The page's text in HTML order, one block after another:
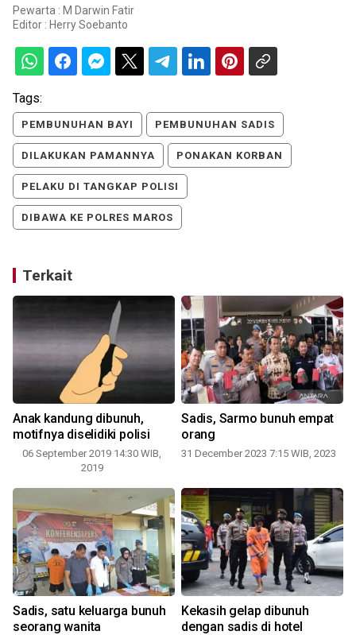
Pewarta : M Darwin Fatir
Editor : Herry Soebanto
Tags:
PEMBUNUHAN BAYI PEMBUNUHAN SADIS
DILAKUKAN PAMANNYA PONAKAN KORBAN
PELAKU DI TANGKAP POLISI
DIBAWA KE POLRES MAROS
Terkait
Anak kandung dibunuh,
motifnya diselidiki polisi
06 September 2019 14:30 WIB,
2019
Sadis, Sarmo bunuh empat
orang
31 December 2023 7:15 WIB, 2023
Sadis, satu keluarga bunuh
seorang wanita
Kekasih gelap dibunuh
dengan sadis di hotel